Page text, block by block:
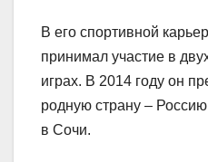
В его спортивной
принимал участие в
играх. В 2014 году он
родную страну –
в Сочи.